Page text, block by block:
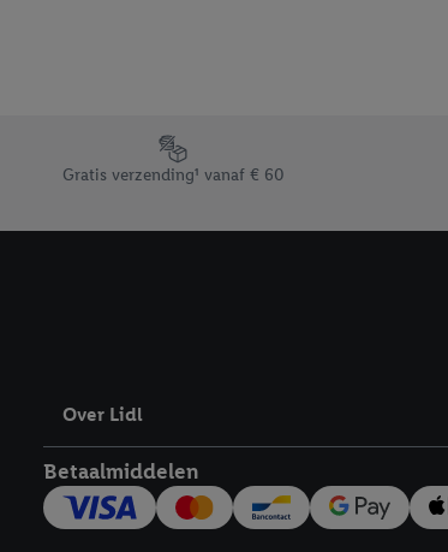
Footerelement met de verschillende USPs van Lidl.be
Gratis verzending¹ vanaf € 60
Over Lidl
Betaalmiddelen